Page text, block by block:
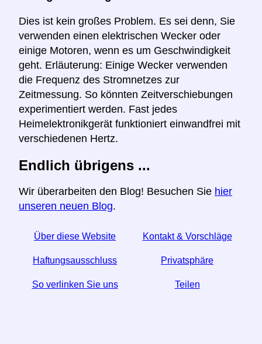
Dies ist kein großes Problem. Es sei denn, Sie
verwenden einen elektrischen Wecker oder
einige Motoren, wenn es um Geschwindigkeit
geht. Erläuterung: Einige Wecker verwenden
die Frequenz des Stromnetzes zur
Zeitmessung. So könnten Zeitverschiebungen
experimentiert werden. Fast jedes
Heimelektronikgerät funktioniert einwandfrei mit
verschiedenen Hertz.
Endlich übrigens ...
Wir überarbeiten den Blog! Besuchen Sie hier
unseren neuen Blog.
Über diese Website Kontakt & Vorschläge
Haftungsausschluss Privatsphäre
So verlinken Sie uns Teilen